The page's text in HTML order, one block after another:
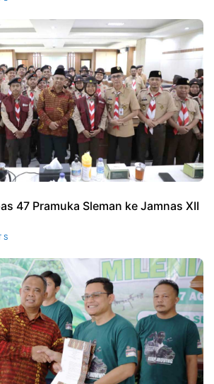
47 Pramuka Sleman ke Jamnas XII
S